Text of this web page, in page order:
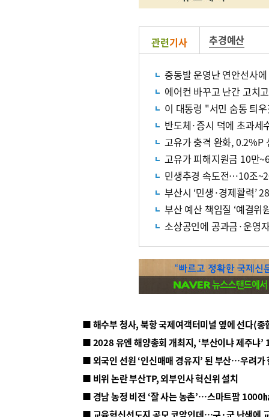
관련기사 추경예산
중동발 운영난 연안선사
에어컨 바꾸고 난간 고치
이 대통령 "서민 숨통 틔
반도체·증시 덕에 초과세
고유가 충격 완화,
고유가 피해지원금 10만
민생추경 속도전…10조
부산시 ‘민생·경제활력’
부산 예산 책임질 ‘예결
소상공인에 공과금·운영
■ 해수부 청사, 북항 국제여객터미널 옆에 선다(종
■ 2028 유엔 해양총회 개최지, ‘부산이냐 제주냐’
■ 외국인 선원 ‘인신매매 경유지’ 된 부산…우려가
■ 비위 논란 부산TP, 외부인사 혁신위 설치